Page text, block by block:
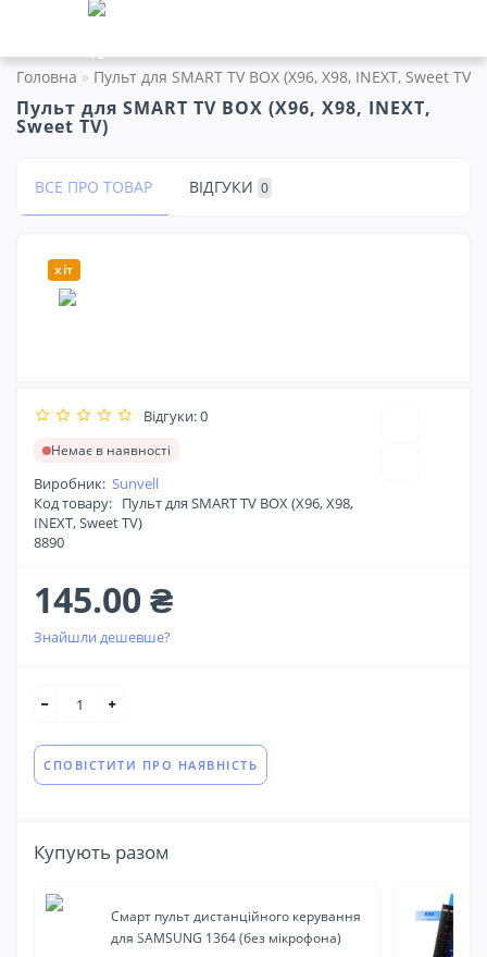
Головна Пульт для SMART TV BOX (X96, X98, INEXT, Sweet TV)
Пульт для SMART TV BOX (X96, X98, INEXT,
Sweet TV)
ВСЕ ПРО ТОВАР ВІДГУКИ 0
хіт
Відгуки: 0
Немає в наявності
Виробник: Sunvell
Код товару: Пульт для SMART TV BOX (X96, X98,
INEXT, Sweet TV)
8890
145.00 ₴
Знайшли дешевше?
СПОВІСТИТИ ПРО НАЯВНІСТЬ
Купують разом
Смарт пульт дистанційного керування
для SAMSUNG 1364 (без мікрофона)